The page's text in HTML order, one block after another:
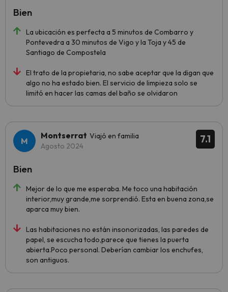
La ubicación es perfecta a 5 minutos de Combarro y
Pontevedra a 30 minutos de Vigo y la Toja y 45 de
Santiago de Compostela
El trato de la propietaria, no sabe aceptar que la digan que
algo no ha estado bien. El servicio de limpieza solo se
limitó en hacer las camas del baño se olvidaron
Bien
7.1
Montserrat Viajó en familia
Agosto 2024
Mejor de lo que me esperaba. Me toco una habitación
interior,muy grande,me sorprendió. Esta en buena zona,se
aparca muy bien.
Las habitaciones no están insonorizadas, las paredes de
papel, se escucha todo,parece que tienes la puerta
abierta.Poco personal. Deberían cambiar los enchufes,
son antiguos.
Bien